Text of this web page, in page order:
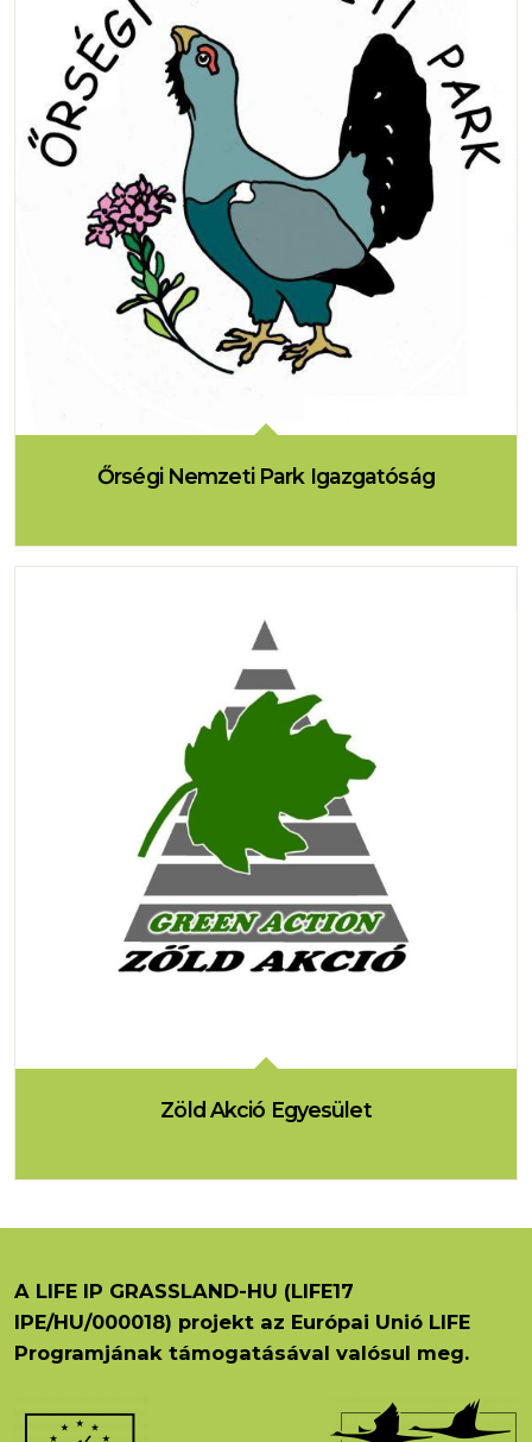
Őrségi Nemzeti Park Igazgatóság
Zöld Akció Egyesület
A LIFE IP GRASSLAND-HU (LIFE17
IPE/HU/000018) projekt az Európai Unió LIFE
Programjának támogatásával valósul meg.